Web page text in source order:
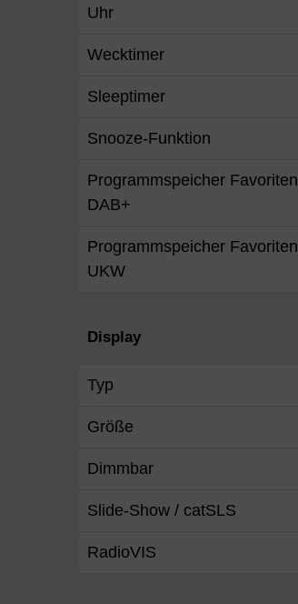
Uhr
Wecktimer
Sleeptimer
Snooze-Funktion
Programmspeicher Favoriten
DAB+
Programmspeicher Favoriten
UKW
Display
Typ
Größe
Dimmbar
Slide-Show / catSLS
RadioVIS